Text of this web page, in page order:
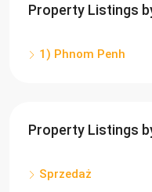
Property Listings
1) Phnom Penh
Property Listings
Sprzedaż